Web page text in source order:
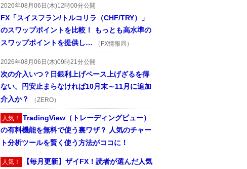
2026年08月06日(木)12時00分公開
FX「スイスフラン/トルコリラ（CHF/TRY）」
のスワップポイントを比較！ もっとも高水準の
スワップポイントを提供し…
（FX情報局）
2026年08月06日(木)09時21分公開
次の介入いつ？日銀利上げペース上げざるを得
ない。円安止まらなければ10月末～11月に追加
介入か？
（ZERO）
人気！ TradingView（トレーディングビュー）
の有料機能を無料で使う裏ワザ？ 人気のチャー
ト分析ツールを賢く使う方法がココに！
人気！ 【毎月更新】ザイFX！読者が選んだ人気